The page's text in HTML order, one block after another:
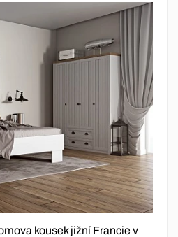
kousek jižní Francie v